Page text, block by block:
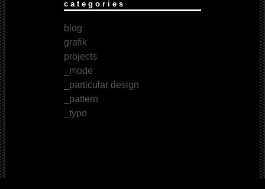
categories
blog
grafik
projects
_mode
_particular design
_pattern
_typo